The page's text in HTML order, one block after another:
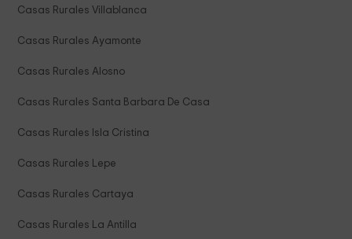
Casas Rurales Villablanca
Casas Rurales Ayamonte
Casas Rurales Alosno
Casas Rurales Santa Barbara De Casa
Casas Rurales Isla Cristina
Casas Rurales Lepe
Casas Rurales Cartaya
Casas Rurales La Antilla